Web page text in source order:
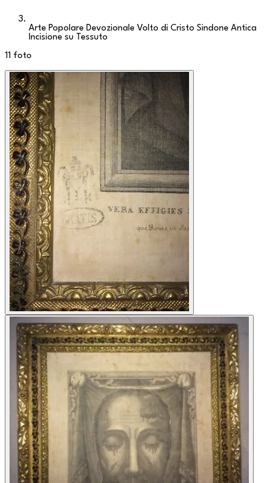
Arte Popolare Devozionale Volto di Cristo Sindone Antica
Incisione su Tessuto
11 foto